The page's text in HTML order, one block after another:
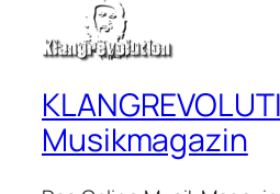
Musikmagazin